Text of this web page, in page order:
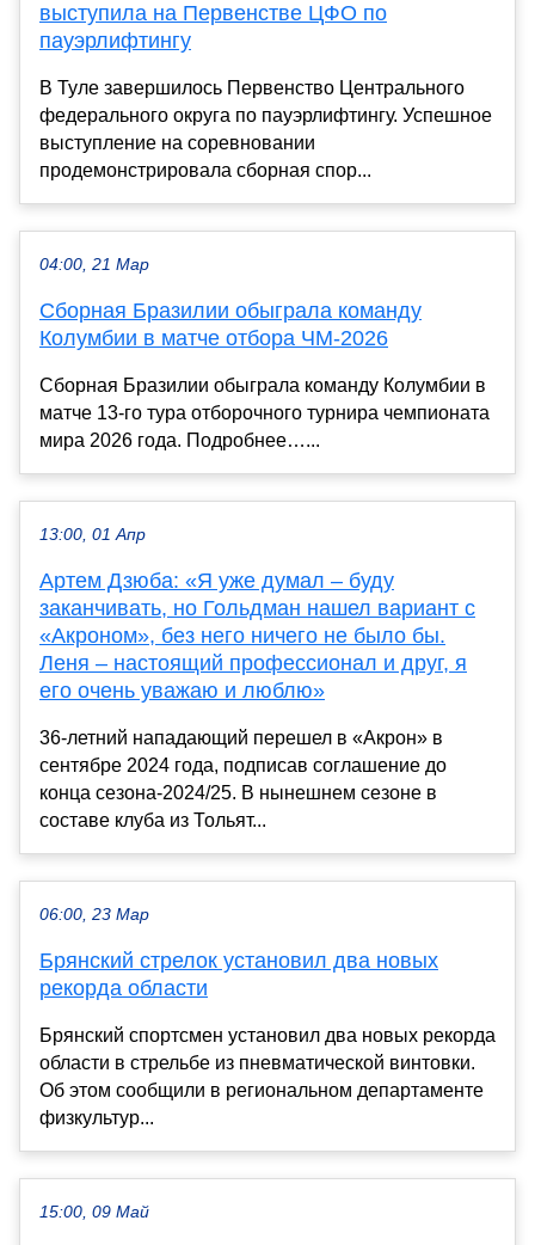
выступила на Первенстве ЦФО по
пауэрлифтингу
В Туле завершилось Первенство Центрального
федерального округа по пауэрлифтингу. Успешное
выступление на соревновании
продемонстрировала сборная спор...
04:00, 21 Мар
Сборная Бразилии обыграла команду
Колумбии в матче отбора ЧМ‑2026
Сборная Бразилии обыграла команду Колумбии в
матче 13‑го тура отборочного турнира чемпионата
мира 2026 года. Подробнее…...
13:00, 01 Апр
Артем Дзюба: «Я уже думал – буду
заканчивать, но Гольдман нашел вариант с
«Акроном», без него ничего не было бы.
Леня – настоящий профессионал и друг, я
его очень уважаю и люблю»
36-летний нападающий перешел в «Акрон» в
сентябре 2024 года, подписав соглашение до
конца сезона‑2024/25. В нынешнем сезоне в
составе клуба из Тольят...
06:00, 23 Мар
Брянский стрелок установил два новых
рекорда области
Брянский спортсмен установил два новых рекорда
области в стрельбе из пневматической винтовки.
Об этом сообщили в региональном департаменте
физкультур...
15:00, 09 Май